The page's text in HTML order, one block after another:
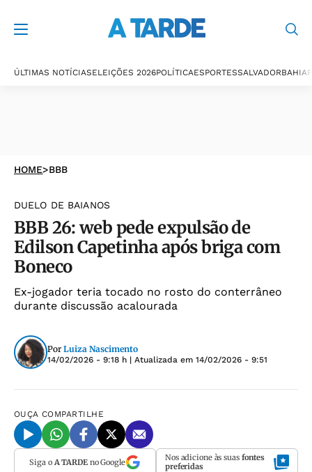
ÚLTIMAS NOTÍCIASELEIÇÕES 2026POLÍTICAESPORTESSALVADORBAHIA
HOME>BBB
DUELO DE BAIANOS
BBB 26: web pede expulsão de
Edilson Capetinha após briga com
Boneco
Ex-jogador teria tocado no rosto do conterrâneo
durante discussão acalourada
Por Luiza Nascimento
14/02/2026 - 9:18 h | Atualizada em 14/02/2026 - 9:51
OUÇA COMPARTILHE
Siga o A TARDEno Google Nos adicione às suas fontes
preferidas